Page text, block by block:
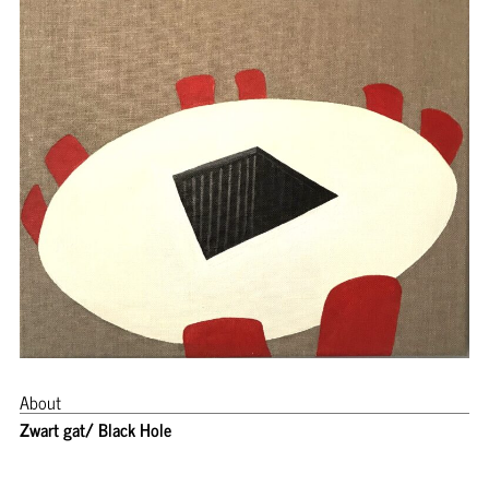
About
Zwart gat/ Black Hole